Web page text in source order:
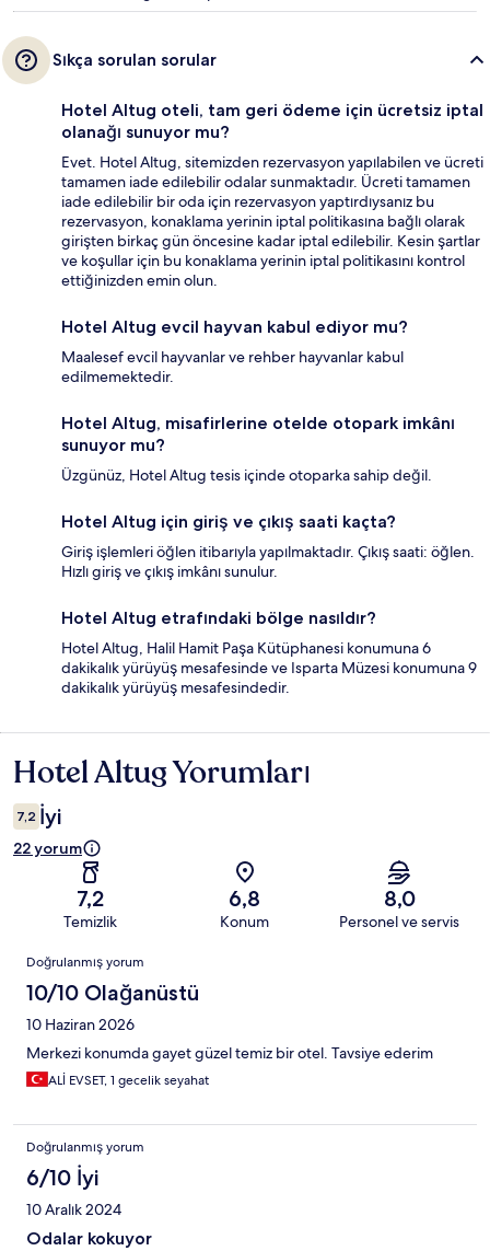
Sıkça sorulan sorular
Hotel Altug oteli, tam geri ödeme için ücretsiz iptal
olanağı sunuyor mu?
Evet. Hotel Altug, sitemizden rezervasyon yapılabilen ve ücreti
tamamen iade edilebilir odalar sunmaktadır. Ücreti tamamen
iade edilebilir bir oda için rezervasyon yaptırdıysanız bu
rezervasyon, konaklama yerinin iptal politikasına bağlı olarak
girişten birkaç gün öncesine kadar iptal edilebilir. Kesin şartlar
ve koşullar için bu konaklama yerinin iptal politikasını kontrol
ettiğinizden emin olun.
Hotel Altug evcil hayvan kabul ediyor mu?
Maalesef evcil hayvanlar ve rehber hayvanlar kabul
edilmemektedir.
Hotel Altug, misafirlerine otelde otopark imkânı
sunuyor mu?
Üzgünüz, Hotel Altug tesis içinde otoparka sahip değil.
Hotel Altug için giriş ve çıkış saati kaçta?
Giriş işlemleri öğlen itibarıyla yapılmaktadır. Çıkış saati: öğlen.
Hızlı giriş ve çıkış imkânı sunulur.
Hotel Altug etrafındaki bölge nasıldır?
Hotel Altug, Halil Hamit Paşa Kütüphanesi konumuna 6
dakikalık yürüyüş mesafesinde ve Isparta Müzesi konumuna 9
dakikalık yürüyüş mesafesindedir.
Yorumlar
Hotel Altug Yorumları
7,2 İyi
22 yorum
7,2
Temizlik
6,8
Konum
8,0
Personel ve servis
Yorumlar
Doğrulanmış yorum
10/10 Olağanüstü
10 Haziran 2026
Merkezi konumda gayet güzel temiz bir otel. Tavsiye ederim
ALİ EVSET, 1 gecelik seyahat
Doğrulanmış yorum
6/10 İyi
10 Aralık 2024
Odalar kokuyor